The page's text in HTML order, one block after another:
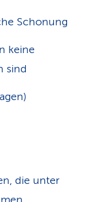
Schonung
keine
sind
die unter